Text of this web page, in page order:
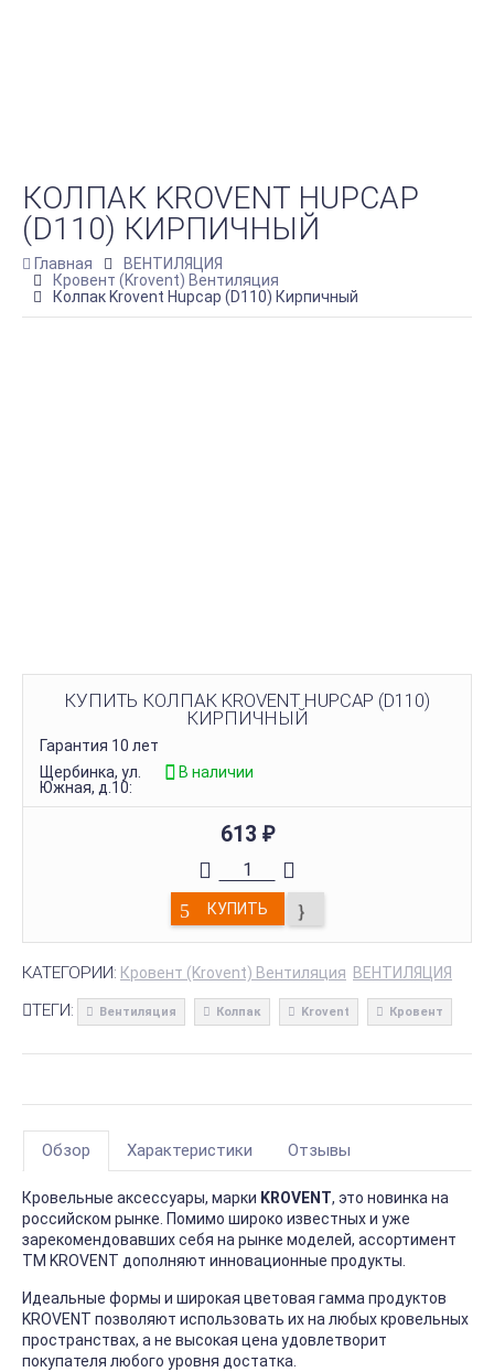
КОЛПАК KROVENT HUPCAP
(D110) КИРПИЧНЫЙ
Главная
ВЕНТИЛЯЦИЯ
Кровент (Krovent) Вентиляция
Колпак Krovent Hupcap (D110) Кирпичный
КУПИТЬ КОЛПАК KROVENT HUPCAP (D110)
КИРПИЧНЫЙ
Гарантия 10 лет
Щербинка, ул.
Южная, д.10:
В наличии
613 ₽
КУПИТЬ
КАТЕГОРИИ: Кровент (Krovent) Вентиляция ВЕНТИЛЯЦИЯ
ТЕГИ: Вентиляция Колпак Krovent Кровент
Обзор Характеристики Отзывы
Кровельные аксессуары, марки KROVENT, это новинка на
российском рынке. Помимо широко известных и уже
зарекомендовавших себя на рынке моделей, ассортимент
ТМ KROVENT дополняют инновационные продукты.
Идеальные формы и широкая цветовая гамма продуктов
KROVENT позволяют использовать их на любых кровельных
пространствах, а не высокая цена удовлетворит
покупателя любого уровня достатка.